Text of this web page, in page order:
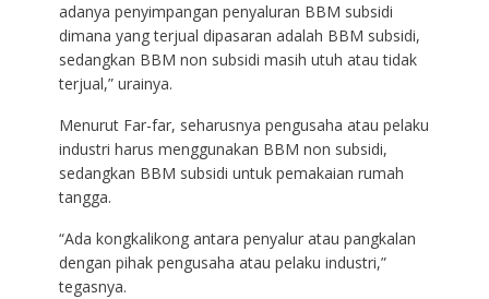
adanya penyimpangan penyaluran BBM subsidi
dimana yang terjual dipasaran adalah BBM subsidi,
sedangkan BBM non subsidi masih utuh atau tidak
terjual,” urainya.
Menurut Far-far, seharusnya pengusaha atau pelaku
industri harus menggunakan BBM non subsidi,
sedangkan BBM subsidi untuk pemakaian rumah
tangga.
“Ada kongkalikong antara penyalur atau pangkalan
dengan pihak pengusaha atau pelaku industri,”
tegasnya.